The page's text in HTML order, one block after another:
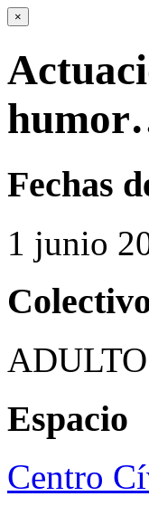
×
Fechas
1 junio
ADULTO
Espacio
Centro